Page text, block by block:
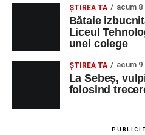
ŞTIREA TA acum 8
Bătaie
Liceul
unei colege
ŞTIREA TA acum 9
La Sebeș,
folosind